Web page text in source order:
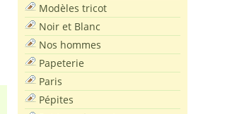
Modèles tricot
Noir et Blanc
Nos hommes
Papeterie
Paris
Pépites